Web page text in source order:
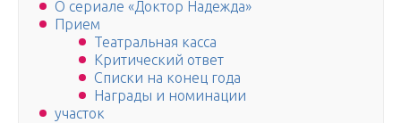
О сериале «Доктор Надежда»
Прием
Театральная касса
Критический ответ
Списки на конец года
Награды и номинации
участок